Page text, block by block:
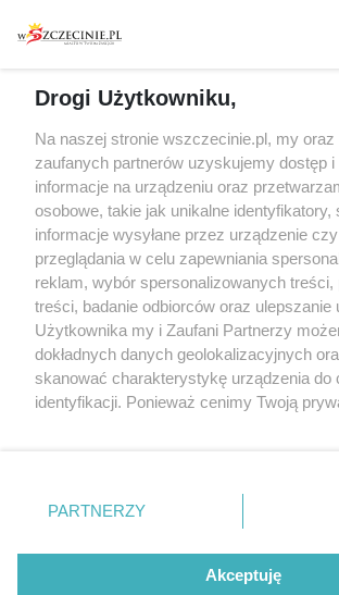
Spacery i oprowadzania
targi
Wernisaże
Więcej
20.
Partnerzy
Praca Szczecin
© 2026 wSzczecinie.pl
Created by GOD
Drogi Użytkowniku,
Na naszej stronie wszczecinie.pl, my
zaufanych partnerów uzyskujemy dostęp
informacje na urządzeniu oraz
osobowe, takie jak unikalne identyfikatory,
informacje wysyłane przez urządzenie
przeglądania w celu zapewniania
reklam, wybór spersonalizowanych treści,
treści, badanie odbiorców oraz ulepszanie
Użytkownika my i Zaufani Partnerzy
dokładnych danych geolokalizacyjnych
skanować charakterystykę urządzenia do
identyfikacji. Ponieważ cenimy Twoją
prywatności znajdujący się w lewym
. Niektóre rodzaje przetwarzania
takiemu przetwarzaniu. Preferencje będą
PARTNERZY
Akceptuję